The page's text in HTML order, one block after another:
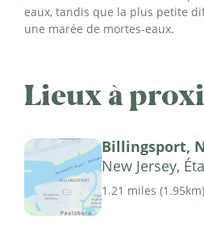
eaux, tandis que la plus petite
une marée de mortes-eaux.
Lieux à
Billingsport,
New Jersey,
1.21 miles (1.95km)